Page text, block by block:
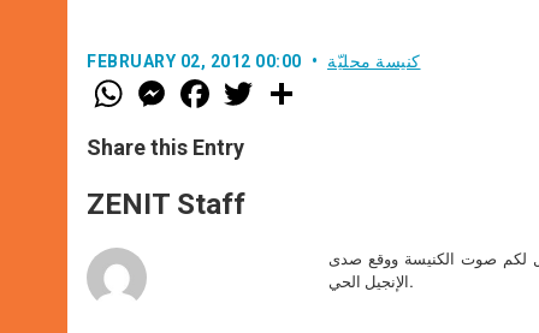
FEBRUARY 02, 2012 00:00 كنيسة محليّة
W
h
t
s
p
p
M
e
s
e
g
e
F
a
e
b
o
k
w
Share this Entry
ZENIT Staff
لكم صوت الكنيسة ووقع صدى
الإنجيل الحي.